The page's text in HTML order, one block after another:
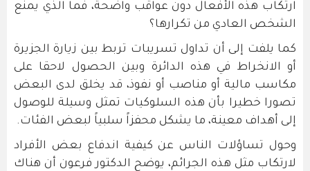
ارتكاب هذه الأفعال دون عواقب واضحة، فما الذي يمنع
الشخص العادي من تكرارها؟
كما يلفت إلى أن تداول تسريبات تربط بين زيارة الجزيرة
أو الانخراط في هذه الدائرة وبين الحصول لاحقا على
مكاسب مالية أو مناصب أو نفوذ، قد يخلق لدى البعض
تصورا خطيرا بأن هذه السلوكيات تمثل وسيلة للوصول
إلى أهداف معينة، ما يشكل محفزاً سلبياً لبعض الفئات.
وحول تساؤلات الناس عن كيفية اندفاع بعض الأفراد
لارتكاب مثل هذه الجرائم، يوضح الدكتور فرعون أن هناك